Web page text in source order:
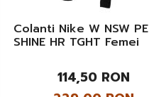
Colanti Nike W NSW PE
SHINE HR TGHT Femei
114,50 RON